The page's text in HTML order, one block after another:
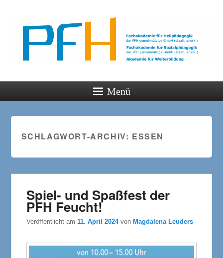
PFH
Gemeinsam wachsen
Menü
SCHLAGWORT-ARCHIV: ESSEN
Spiel- und Spaßfest der
PFH Feucht!
Veröffentlicht am11. April 2024 von Magdalena Leuders